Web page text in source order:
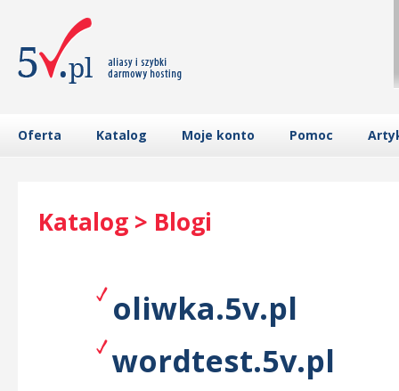
Oferta Katalog Moje konto Pomoc
Katalog > Blogi
oliwka.5v.pl
wordtest.5v.pl